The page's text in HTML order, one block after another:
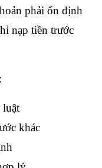
phải ổn định
nạp tiền trước
luật
khác